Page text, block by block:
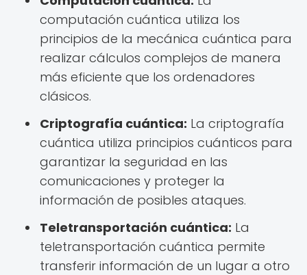
computación cuántica utiliza los
principios de la mecánica cuántica para
realizar cálculos complejos de manera
más eficiente que los ordenadores
clásicos.
Criptografía cuántica: La criptografía
cuántica utiliza principios cuánticos para
garantizar la seguridad en las
comunicaciones y proteger la
información de posibles ataques.
Teletransportación cuántica: La
teletransportación cuántica permite
transferir información de un lugar a otro